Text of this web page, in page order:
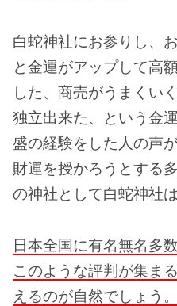
白蛇神社にお参りし、
と金運がアップして高
した、商売がうまくい
独立出来た、という金
盛の経験をした人の声
財運を授かろうとする
の神社として白蛇神社
日本全国に有名無名多
このような評判が集ま
えるのが自然でしょう。